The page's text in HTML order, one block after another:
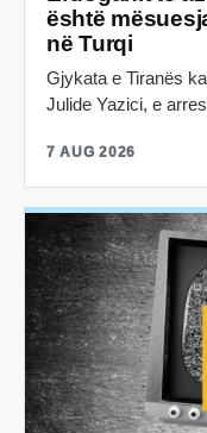
është
në Turqi
Gjykata e Tiranës
Julide Yazici, e
7 AUG 2026